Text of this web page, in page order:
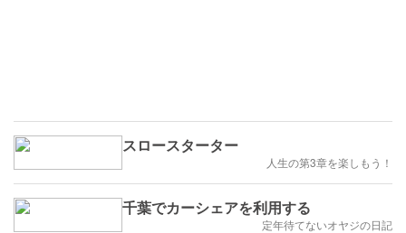
スロースターター
人生の第3章を楽しもう！
千葉でカーシェアを利用する
定年待てないオヤジの日記